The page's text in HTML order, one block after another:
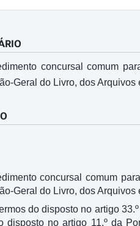
concursal comum
Geral do Livro, dos
concursal comum
Geral do Livro, dos
do disposto no artigo
disposto no artigo 11.º da